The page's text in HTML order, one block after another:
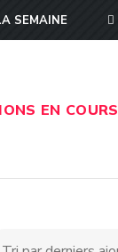
SEMAINE
EN COURS